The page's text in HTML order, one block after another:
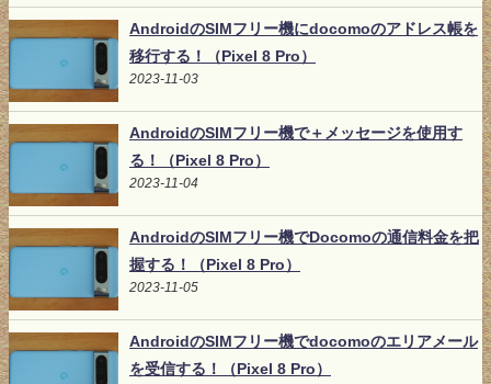
AndroidのSIMフリー機にdocomoのアドレス帳を
移行する！（Pixel 8 Pro）
2023-11-03
AndroidのSIMフリー機で＋メッセージを使用す
る！（Pixel 8 Pro）
2023-11-04
AndroidのSIMフリー機でDocomoの通信料金を把
握する！（Pixel 8 Pro）
2023-11-05
AndroidのSIMフリー機でdocomoのエリアメール
を受信する！（Pixel 8 Pro）